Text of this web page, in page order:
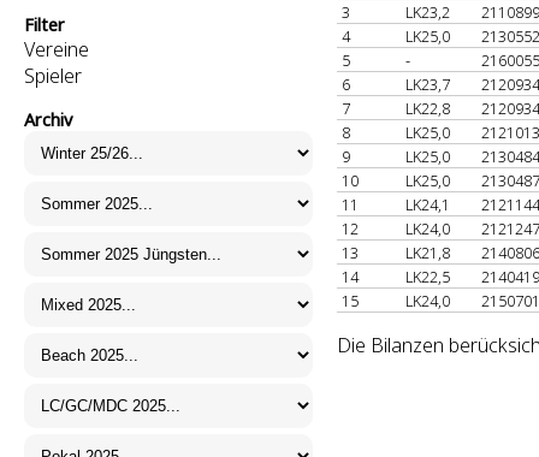
Filter
Vereine
Spieler
Archiv
3
LK23,2
4
LK25,0
5
-
6
LK23,7
7
LK22,8
8
LK25,0
9
LK25,0
10
LK25,0
11
LK24,1
12
LK24,0
13
LK21,8
14
LK22,5
15
LK24,0
Die Bilanzen